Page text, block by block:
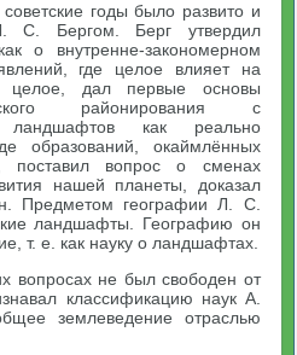
годы было развито и
С. Бергом. Берг утвердил
о внутренне-закономерном
где целое влияет на
дал первые основы
районирования с
как реально
образований, окаймлённых
поставил вопрос о сменах
нашей планеты, доказал
Предметом географии Л. С.
ландшафты. Географию он
т. е. как науку о ландшафтах.
вопросах не был свободен от
классификацию наук А.
землеведение отраслью